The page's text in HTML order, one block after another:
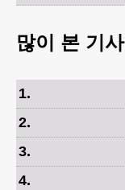
많이 본 기사
1.
2.
3.
4.